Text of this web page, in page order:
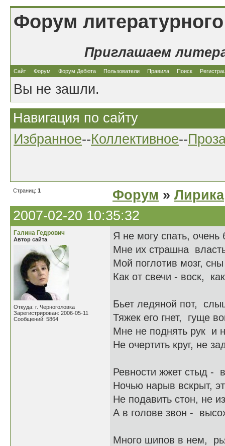
Форум
Приглашаем
Сайт Форум Форум Дебюта Пользователи Правила Поиск
Вы не зашли.
Навигация по сайту
Избранное--Коллективное--
Страниц: 1 Форум » Лирика
2007-02-20 10:35:32
Галина Гедрович
Автор сайта
Откуда: г. Черноголовка
Зарегистрирован: 2006-05-11
Сообщений: 5864
Я не могу спать, очень
Мне их страшна
Мой поглотив мозг,
Как от свечи - воск,
Бьет ледяной пот,
Тяжек его гнет, гуще
Мне не поднять рук и
Не очертить круг, не
Ревности жжет стыд -
Ночью нарыв вскрыт,
Не подавить стон, не
А в голове звон -
Много шипов в нем,